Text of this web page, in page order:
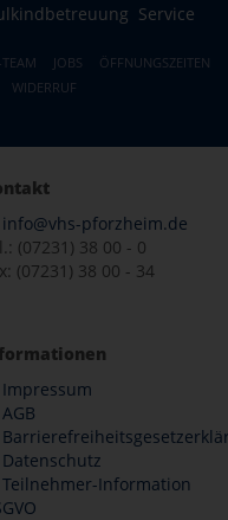
Service
JOBS
ÖFFNUNGSZEITEN
WIDERRUF
info@vhs-pforzheim.de
(07231) 38 00 - 0
(07231) 38 00 - 34
Impressum
AGB
Datenschutz
Teilnehmer-Information